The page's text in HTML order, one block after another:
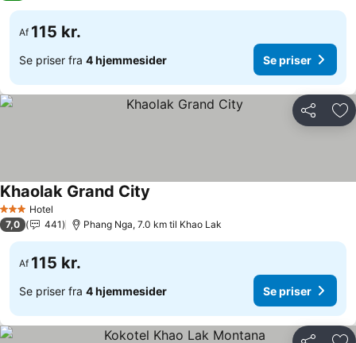
Af 115 kr.
Se priser fra 4 hjemmesider Se priser
Del
3 StjernerHotel
Khaolak Grand City
7,0 441 Phang Nga, 7.0 km til Khao Lak
Af 115 kr.
Se priser fra 4 hjemmesider Se priser